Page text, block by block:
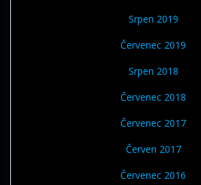
Srpen 2019
Červenec 2019
Srpen 2018
Červenec 2018
Červenec 2017
Červen 2017
Červenec 2016